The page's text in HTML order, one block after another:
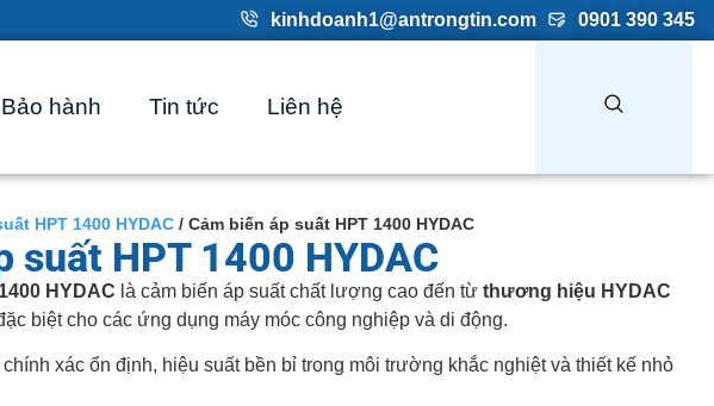
kinhdoanh1@antrongtin.com 0901 390 345
Bảo hành Tin tức Liên hệ
HPT 1400 HYDAC/ Cảm biến áp suất HPT 1400 HYDAC
suất HPT 1400 HYDAC
HYDAC là cảm biến áp suất chất lượng cao đến từ thương hiệu HYDAC
biệt cho các ứng dụng máy móc công nghiệp và di động.
xác ổn định, hiệu suất bền bỉ trong môi trường khắc nghiệt và thiết kế nhỏ